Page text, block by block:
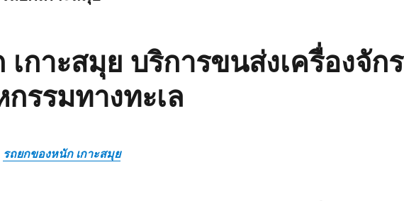
กาะสมุย บริการขนส่งเครื่องจักร
รรมทางทะเล
รถยกของหนัก เกาะสมุย